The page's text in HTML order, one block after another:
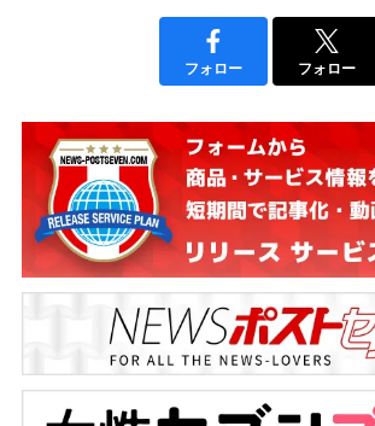
フォロー フォロー